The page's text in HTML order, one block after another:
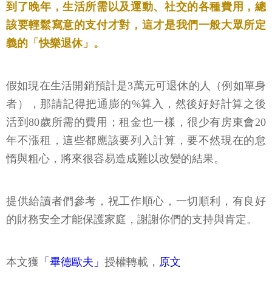
到了晚年，生活所需以及運動、社交的各種費用，總
該要輕鬆寫意的支付才對，這才是我們一般大眾所定
義的「快樂退休」。
假如現在生活開銷預計是3萬元可退休的人（例如單身
者），那請記得把通膨的%算入，然後好好計算之後
活到80歲所需的費用；租金也一樣，很少有房東會20
年不漲租，這些都應該要列入計算，要不然現在的怠
惰與粗心，將來很容易造成難以改變的結果。
提供給讀者們參考，祝工作順心，一切順利，有良好
的財務安全才能保護家庭，謝謝你們的支持與肯定。
本文獲 「畢德歐夫」 授權轉載， 原文